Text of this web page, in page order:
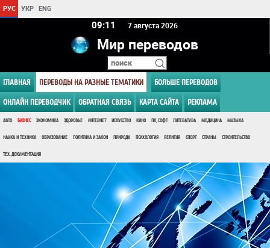
РУС УКР ENG
09 11 7 августа 2026
Мир переводов
ГЛАВНАЯ ПЕРЕВОДЫ НА РАЗНЫЕ ТЕМАТИКИ БОЛЬШЕ ПЕРЕВОДОВ
ОНЛАЙН ПЕРЕВОДЧИК ОБРАТНАЯ СВЯЗЬ КАРТА САЙТА РЕКЛАМА
АВТО БИЗНЕС ЭКОНОМИКА ЗДОРОВЬЕ ИНТЕРНЕТ ИСКУССТВО КИНО ПК, СОФТ ЛИТЕРАТУРА МЕДИЦИНА МУЗЫКА
НАУКА И ТЕХНИКА ОБРАЗОВАНИЕ ПОЛИТИКА И ЗАКОН ПРИРОДА ПСИХОЛОГИЯ РЕЛИГИЯ СПОРТ СТРАНЫ СТРОИТЕЛЬСТВО
ТЕХ. ДОКУМЕНТАЦИЯ